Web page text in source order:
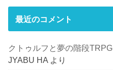
最近のコメント
クトゥルフと夢の階段
JYABU HA より